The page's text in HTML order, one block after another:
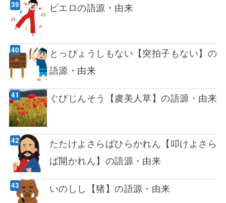
ピエロの語源・由来
とっぴょうしもない【突拍子もない】の
語源・由来
ぐびじんそう【虞美人草】の語源・由来
たたけよさらばひらかれん【叩けよさら
ば開かれん】の語源・由来
いのしし【猪】の語源・由来